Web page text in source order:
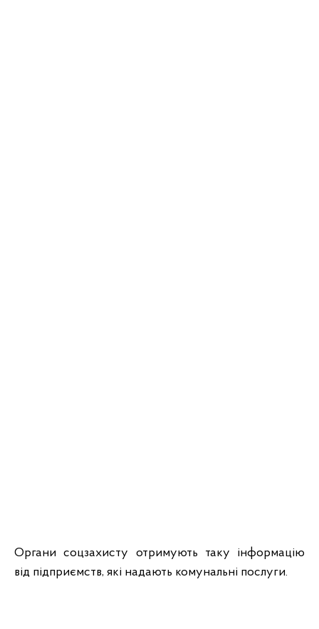
Органи соцзахисту отримують таку інформацію
від підприємств, які надають комунальні послуги.